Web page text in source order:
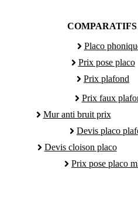
Placo
Prix pose placo
Prix plafond
Prix faux
Mur anti bruit prix
Devis placo
Devis cloison placo
Prix pose placo